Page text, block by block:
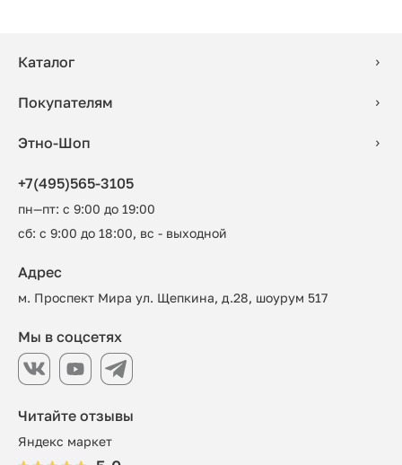
Каталог
Покупателям
Этно-Шоп
+7(495)565-3105
пн—пт: с 9:00 до 19:00
сб: с 9:00 до 18:00, вс - выходной
Читайте отзывы
Яндекс маркет
Адрес
м. Проспект Мира ул. Щепкина, д.28, шоурум 517
Мы в соцсетях